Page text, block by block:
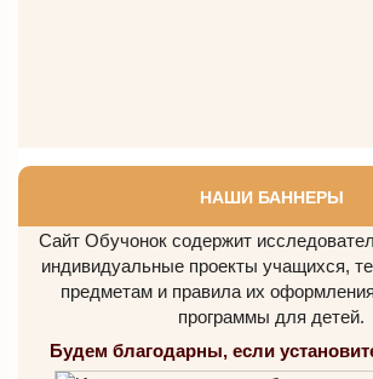
НАШИ БАННЕРЫ
Сайт Обучонок содержит
индивидуальные проекты учащихся,
предметам и правила их
программы для детей.
Будем благодарны, если